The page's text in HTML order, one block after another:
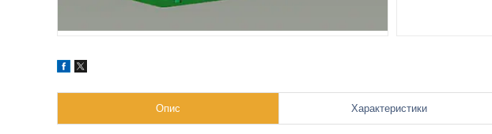
Опис Характеристики